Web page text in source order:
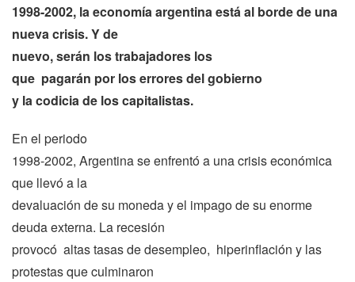
1998-2002, la economía argentina está al borde de una
nueva crisis. Y de
nuevo, serán los trabajadores los
que pagarán por los errores del gobierno
y la codicia de los capitalistas.
En el periodo
1998-2002, Argentina se enfrentó a una crisis económica
que llevó a la
devaluación de su moneda y el impago de su enorme
deuda externa. La recesión
provocó altas tasas de desempleo, hiperinflación y las
protestas que culminaron